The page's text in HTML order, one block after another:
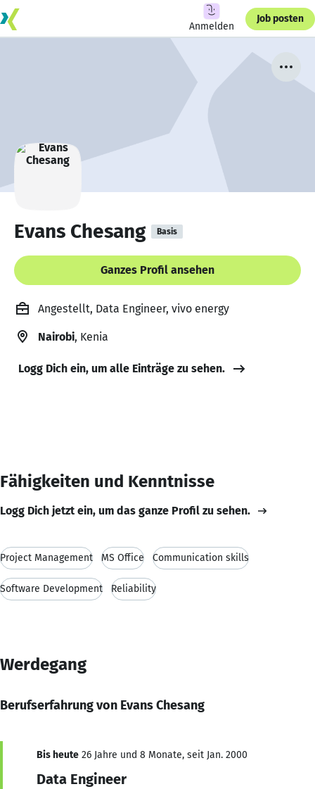
Anmelden
Job posten
Evans Chesang Basis
Ganzes Profil ansehen
Angestellt, Data Engineer, vivo energy
Nairobi, Kenia
Logg Dich ein, um alle Einträge zu sehen.
Fähigkeiten und Kenntnisse
Logg Dich jetzt ein, um das ganze Profil zu sehen.
Project Management MS Office Communication skills
Software Development Reliability
Werdegang
Berufserfahrung von Evans Chesang
Bis heute 26 Jahre und 8 Monate, seit Jan. 2000
Data Engineer